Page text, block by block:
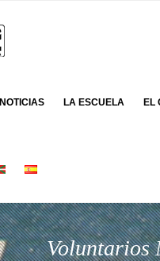
NOTICIAS LA ESCUELA EL
Voluntarios